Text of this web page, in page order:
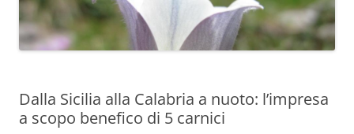
Dalla Sicilia alla Calabria a nuoto: l’impresa
a scopo benefico di 5 carnici